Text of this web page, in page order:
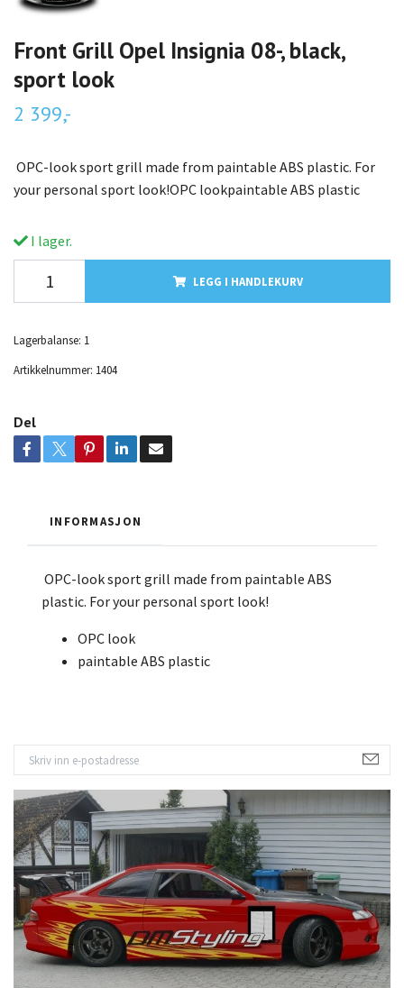
Front Grill Opel Insignia 08-, black,
sport look
2 399,-
OPC-look sport grill made from paintable ABS plastic. For
your personal sport look!OPC lookpaintable ABS plastic
I lager.
LEGG I HANDLEKURV
Lagerbalanse: 1
Artikkelnummer: 1404
Del
INFORMASJON
OPC-look sport grill made from paintable ABS
plastic. For your personal sport look!
OPC look
paintable ABS plastic